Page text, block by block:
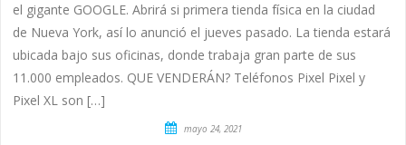
el gigante GOOGLE. Abrirá si primera tienda física en la ciudad
de Nueva York, así lo anunció el jueves pasado. La tienda estará
ubicada bajo sus oficinas, donde trabaja gran parte de sus
11.000 empleados. QUE VENDERÁN? Teléfonos Pixel Pixel y
Pixel XL son […]
mayo 24, 2021